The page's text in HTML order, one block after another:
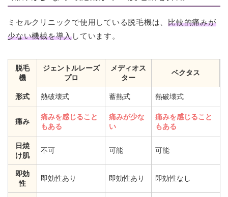
ミセルクリニックで使用している脱毛機は、比較的痛みが
少ない機械を導入しています。
脱毛
機
ジェントルレーズ
プロ
メディオス
ター
ベクタス
形式 熱破壊式 蓄熱式 熱破壊式
痛み
痛みを感じること
もある
痛みが少な
い
痛みを感じること
もある
日焼
け肌
不可 可能 可能
即効
性
即効性あり 即効性あり 即効性なし